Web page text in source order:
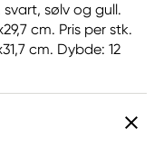
sølv og gull.
cm. Pris per stk.
cm. Dybde: 12